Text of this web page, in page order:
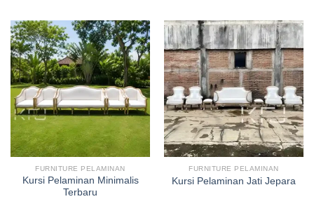
FURNITURE PELAMINAN
Kursi Pelaminan Minimalis
Terbaru
FURNITURE PELAMINAN
Kursi Pelaminan Jati Jepara